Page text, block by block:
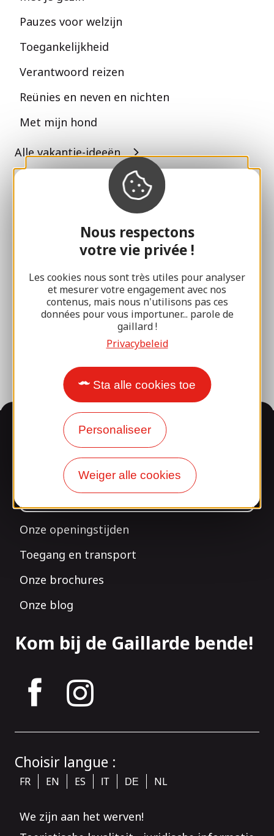
Nous respectons
votre vie privée !
Les cookies nous sont très utiles pour analyser
et mesurer votre engagement avec nos
contenus, mais nous n'utilisons pas ces
données pour vous importuner... parole de
gaillard !
Privacybeleid
Sta alle cookies toe
Personaliseer
Weiger alle cookies
Pauzes voor welzijn
Toegankelijkheid
Verantwoord reizen
Reünies en neven en nichten
Met mijn hond
Alle vakantie-ideeën
Brive 100% Evenement
Fotobibliotheek
Informatie
Verrast door ons
ontwerp?
Onze openingstijden
Toegang en transport
Onze brochures
Onze blog
Kom bij de Gaillarde bende!
Choisir langue :
FR EN ES IT DE NL
We zijn aan het werven!